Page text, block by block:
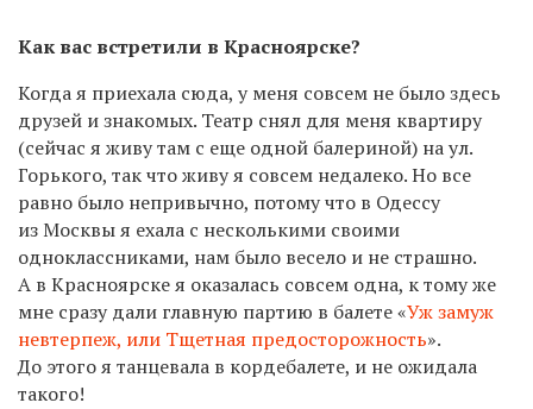
Как вас встретили в Красноярске?
Когда я приехала сюда, у меня совсем не было здесь
друзей и знакомых. Театр снял для меня квартиру
(сейчас я живу там с еще одной балериной) на ул.
Горького, так что живу я совсем недалеко. Но все
равно было непривычно, потому что в Одессу
из Москвы я ехала с несколькими своими
одноклассниками, нам было весело и не страшно.
А в Красноярске я оказалась совсем одна, к тому же
мне сразу дали главную партию в балете «Уж замуж
невтерпеж, или Тщетная предосторожность».
До этого я танцевала в кордебалете, и не ожидала
такого!